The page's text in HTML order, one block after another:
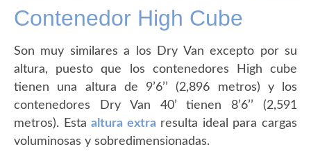
Contenedor High Cube
Son muy similares a los Dry Van excepto por su
altura, puesto que los contenedores High cube
tienen una altura de 9’6’’ (2,896 metros) y los
contenedores Dry Van 40’ tienen 8’6’’ (2,591
metros). Estaaltura extra resulta ideal para cargas
voluminosas y sobredimensionadas.